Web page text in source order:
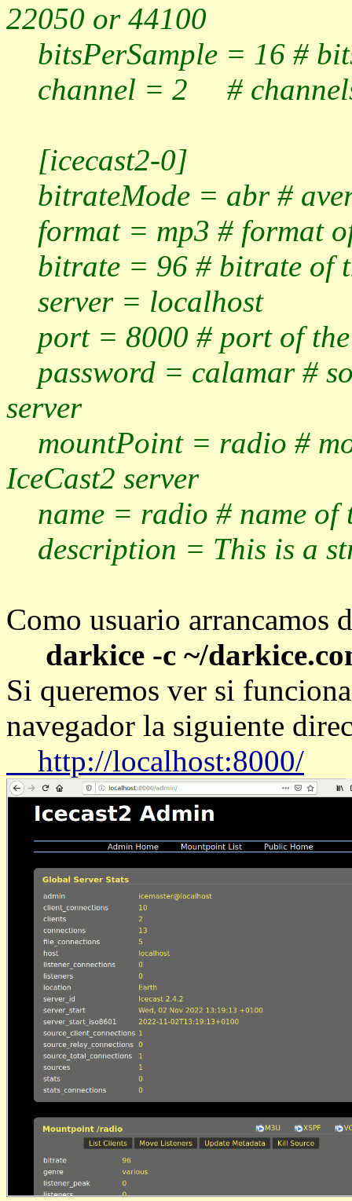
22050 or 44100
bitsPerSample = 16 #
channel = 2 #
[icecast2-0]
bitrateMode = abr #
format = mp3 # format
bitrate = 96 # bitrate of
server = localhost
port = 8000 # port of the
password = calamar #
server
mountPoint = radio #
IceCast2 server
name = radio # name of
description = This is a
Como usuario arrancamos
darkice -c ~/
Si queremos ver si
navegador la siguiente
http://localhost:8000/